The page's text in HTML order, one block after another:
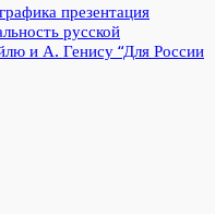
презентация
русской
и А. Генису “Для России